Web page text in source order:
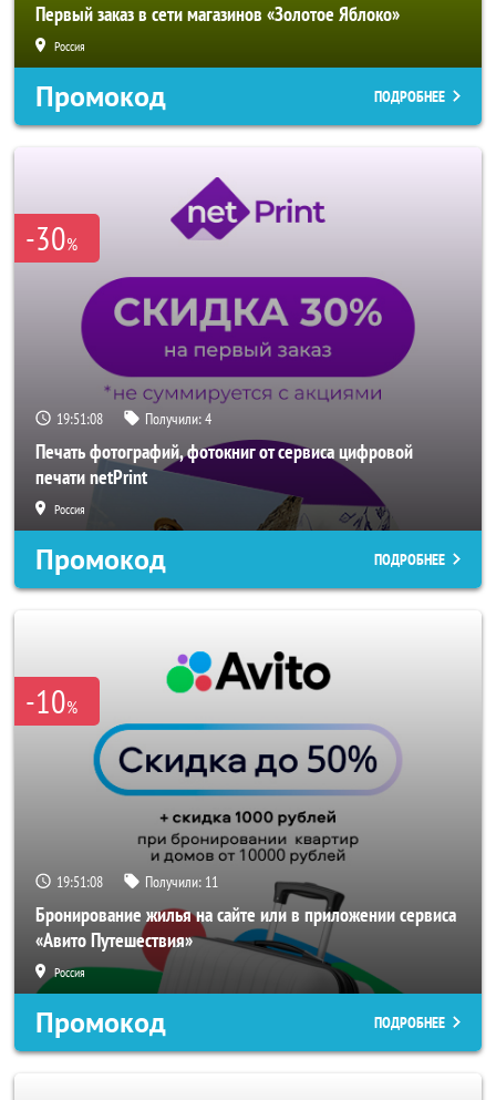
Первый заказ в сети магазинов «Золотое Яблоко»
Россия
Промокод ПОДРОБНЕЕ
-30%
19:51:06 Получили:4
Печать фотографий, фотокниг от сервиса цифровой
печати netPrint
Россия
Промокод ПОДРОБНЕЕ
-10%
19:51:06 Получили: 11
Бронирование жилья на сайте или в приложении сервиса
«Авито Путешествия»
Россия
Промокод ПОДРОБНЕЕ